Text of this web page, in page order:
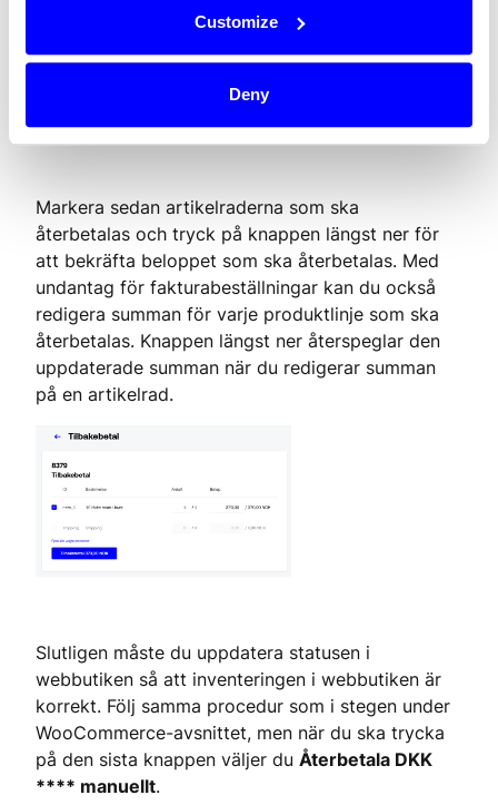
Customize
Deny
Markera sedan artikelraderna som ska
återbetalas och tryck på knappen längst ner för
att bekräfta beloppet som ska återbetalas. Med
undantag för fakturabeställningar kan du också
redigera summan för varje produktlinje som ska
återbetalas. Knappen längst ner återspeglar den
uppdaterade summan när du redigerar summan
på en artikelrad.
Slutligen måste du uppdatera statusen i
webbutiken så att inventeringen i webbutiken är
korrekt. Följ samma procedur som i stegen under
WooCommerce-avsnittet, men när du ska trycka
på den sista knappen väljer du Återbetala DKK
**** manuellt.